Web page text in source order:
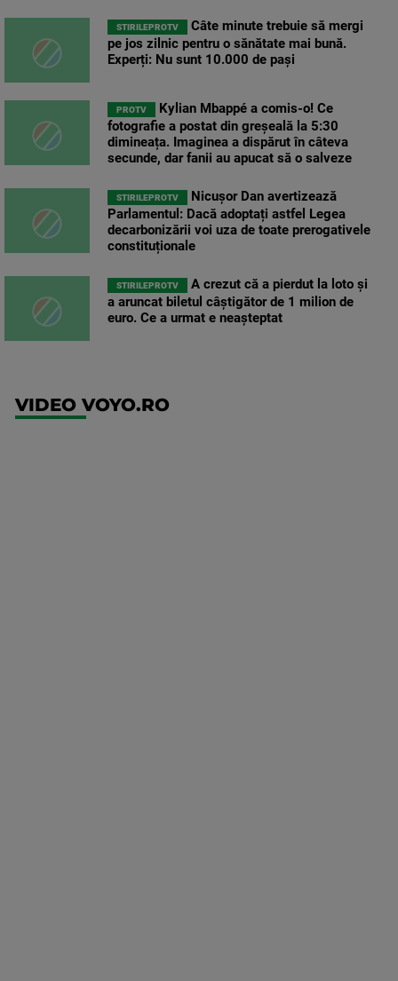
STIRILEPROTV
Câte minute trebuie să mergi
pe jos zilnic pentru o sănătate mai bună.
Experți: Nu sunt 10.000 de pași
PROTV
Kylian Mbappé a comis-o! Ce
fotografie a postat din greșeală la 5:30
dimineața. Imaginea a dispărut în câteva
secunde, dar fanii au apucat să o salveze
STIRILEPROTV
Nicușor Dan avertizează
Parlamentul: Dacă adoptați astfel Legea
decarbonizării voi uza de toate prerogativele
constituționale
STIRILEPROTV
A crezut că a pierdut la loto și
a aruncat biletul câștigător de 1 milion de
euro. Ce a urmat e neașteptat
VIDEO VOYO.RO